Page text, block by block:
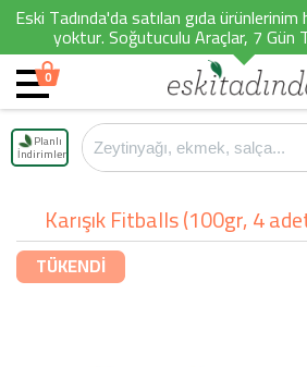
Eski Tadında'da satılan gıda
yoktur. Soğutuculu Araçlar, 7 Gün
0
Planlı
İndirimler
Karışık Fitballs (100gr, 4
TÜKENDİ